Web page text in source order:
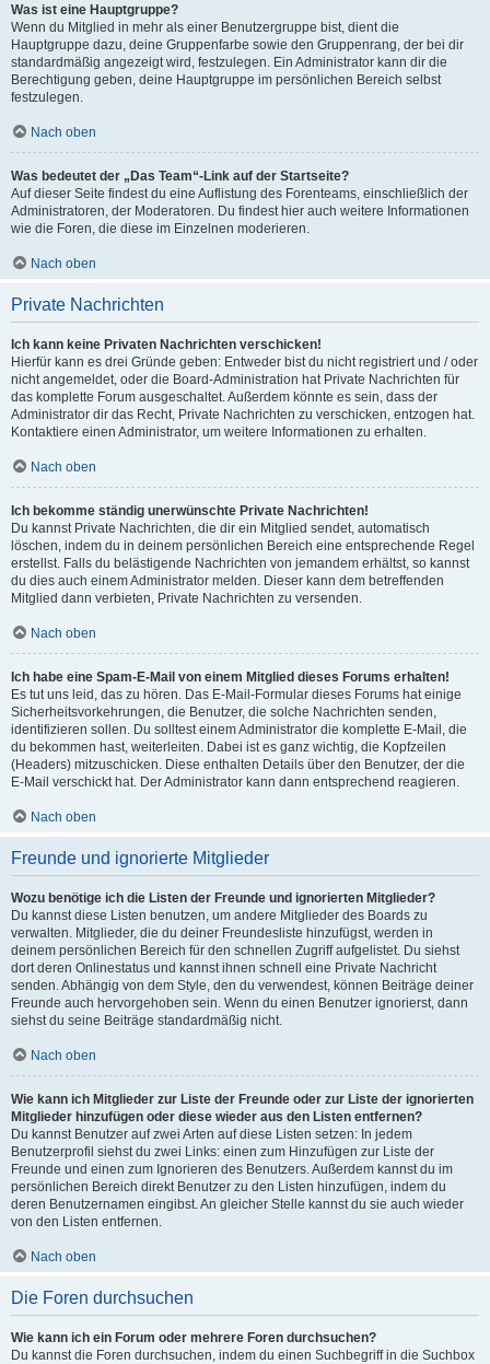
Was ist eine Hauptgruppe?
Wenn du Mitglied in mehr als einer Benutzergruppe bist, dient die
Hauptgruppe dazu, deine Gruppenfarbe sowie den Gruppenrang, der bei dir
standardmäßig angezeigt wird, festzulegen. Ein Administrator kann dir die
Berechtigung geben, deine Hauptgruppe im persönlichen Bereich selbst
festzulegen.
Nach oben
Was bedeutet der „Das Team“-Link auf der Startseite?
Auf dieser Seite findest du eine Auflistung des Forenteams, einschließlich der
Administratoren, der Moderatoren. Du findest hier auch weitere Informationen
wie die Foren, die diese im Einzelnen moderieren.
Nach oben
Private Nachrichten
Ich kann keine Privaten Nachrichten verschicken!
Hierfür kann es drei Gründe geben: Entweder bist du nicht registriert und / oder
nicht angemeldet, oder die Board-Administration hat Private Nachrichten für
das komplette Forum ausgeschaltet. Außerdem könnte es sein, dass der
Administrator dir das Recht, Private Nachrichten zu verschicken, entzogen hat.
Kontaktiere einen Administrator, um weitere Informationen zu erhalten.
Nach oben
Ich bekomme ständig unerwünschte Private Nachrichten!
Du kannst Private Nachrichten, die dir ein Mitglied sendet, automatisch
löschen, indem du in deinem persönlichen Bereich eine entsprechende Regel
erstellst. Falls du belästigende Nachrichten von jemandem erhältst, so kannst
du dies auch einem Administrator melden. Dieser kann dem betreffenden
Mitglied dann verbieten, Private Nachrichten zu versenden.
Nach oben
Ich habe eine Spam-E-Mail von einem Mitglied dieses Forums erhalten!
Es tut uns leid, das zu hören. Das E-Mail-Formular dieses Forums hat einige
Sicherheitsvorkehrungen, die Benutzer, die solche Nachrichten senden,
identifizieren sollen. Du solltest einem Administrator die komplette E-Mail, die
du bekommen hast, weiterleiten. Dabei ist es ganz wichtig, die Kopfzeilen
(Headers) mitzuschicken. Diese enthalten Details über den Benutzer, der die
E-Mail verschickt hat. Der Administrator kann dann entsprechend reagieren.
Nach oben
Freunde und ignorierte Mitglieder
Wozu benötige ich die Listen der Freunde und ignorierten Mitglieder?
Du kannst diese Listen benutzen, um andere Mitglieder des Boards zu
verwalten. Mitglieder, die du deiner Freundesliste hinzufügst, werden in
deinem persönlichen Bereich für den schnellen Zugriff aufgelistet. Du siehst
dort deren Onlinestatus und kannst ihnen schnell eine Private Nachricht
senden. Abhängig von dem Style, den du verwendest, können Beiträge deiner
Freunde auch hervorgehoben sein. Wenn du einen Benutzer ignorierst, dann
siehst du seine Beiträge standardmäßig nicht.
Nach oben
Wie kann ich Mitglieder zur Liste der Freunde oder zur Liste der ignorierten
Mitglieder hinzufügen oder diese wieder aus den Listen entfernen?
Du kannst Benutzer auf zwei Arten auf diese Listen setzen: In jedem
Benutzerprofil siehst du zwei Links: einen zum Hinzufügen zur Liste der
Freunde und einen zum Ignorieren des Benutzers. Außerdem kannst du im
persönlichen Bereich direkt Benutzer zu den Listen hinzufügen, indem du
deren Benutzernamen eingibst. An gleicher Stelle kannst du sie auch wieder
von den Listen entfernen.
Nach oben
Die Foren durchsuchen
Wie kann ich ein Forum oder mehrere Foren durchsuchen?
Du kannst die Foren durchsuchen, indem du einen Suchbegriff in die Suchbox